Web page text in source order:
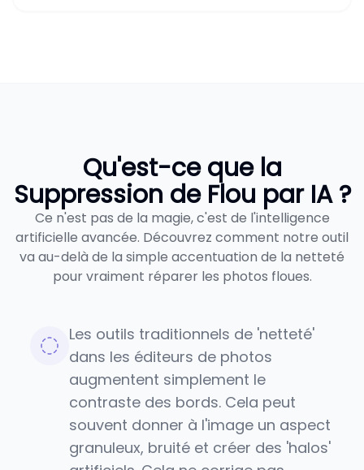
Qu'est-ce que la
Suppression de Flou par IA ?
Ce n'est pas de la magie, c'est de l'intelligence
artificielle avancée. Découvrez comment notre outil
va au-delà de la simple accentuation de la netteté
pour vraiment réparer les photos floues.
Les outils traditionnels de 'netteté'
dans les éditeurs de photos
augmentent simplement le
contraste des bords. Cela peut
souvent donner à l'image un aspect
granuleux, bruité et créer des 'halos'